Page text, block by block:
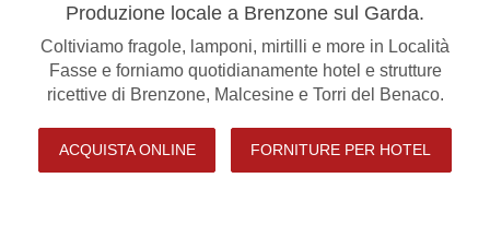
Produzione locale a Brenzone sul Garda.
Coltiviamo fragole, lamponi, mirtilli e more in Località
Fasse e forniamo quotidianamente hotel e strutture
ricettive di Brenzone, Malcesine e Torri del Benaco.
ACQUISTA ONLINE FORNITURE PER HOTEL